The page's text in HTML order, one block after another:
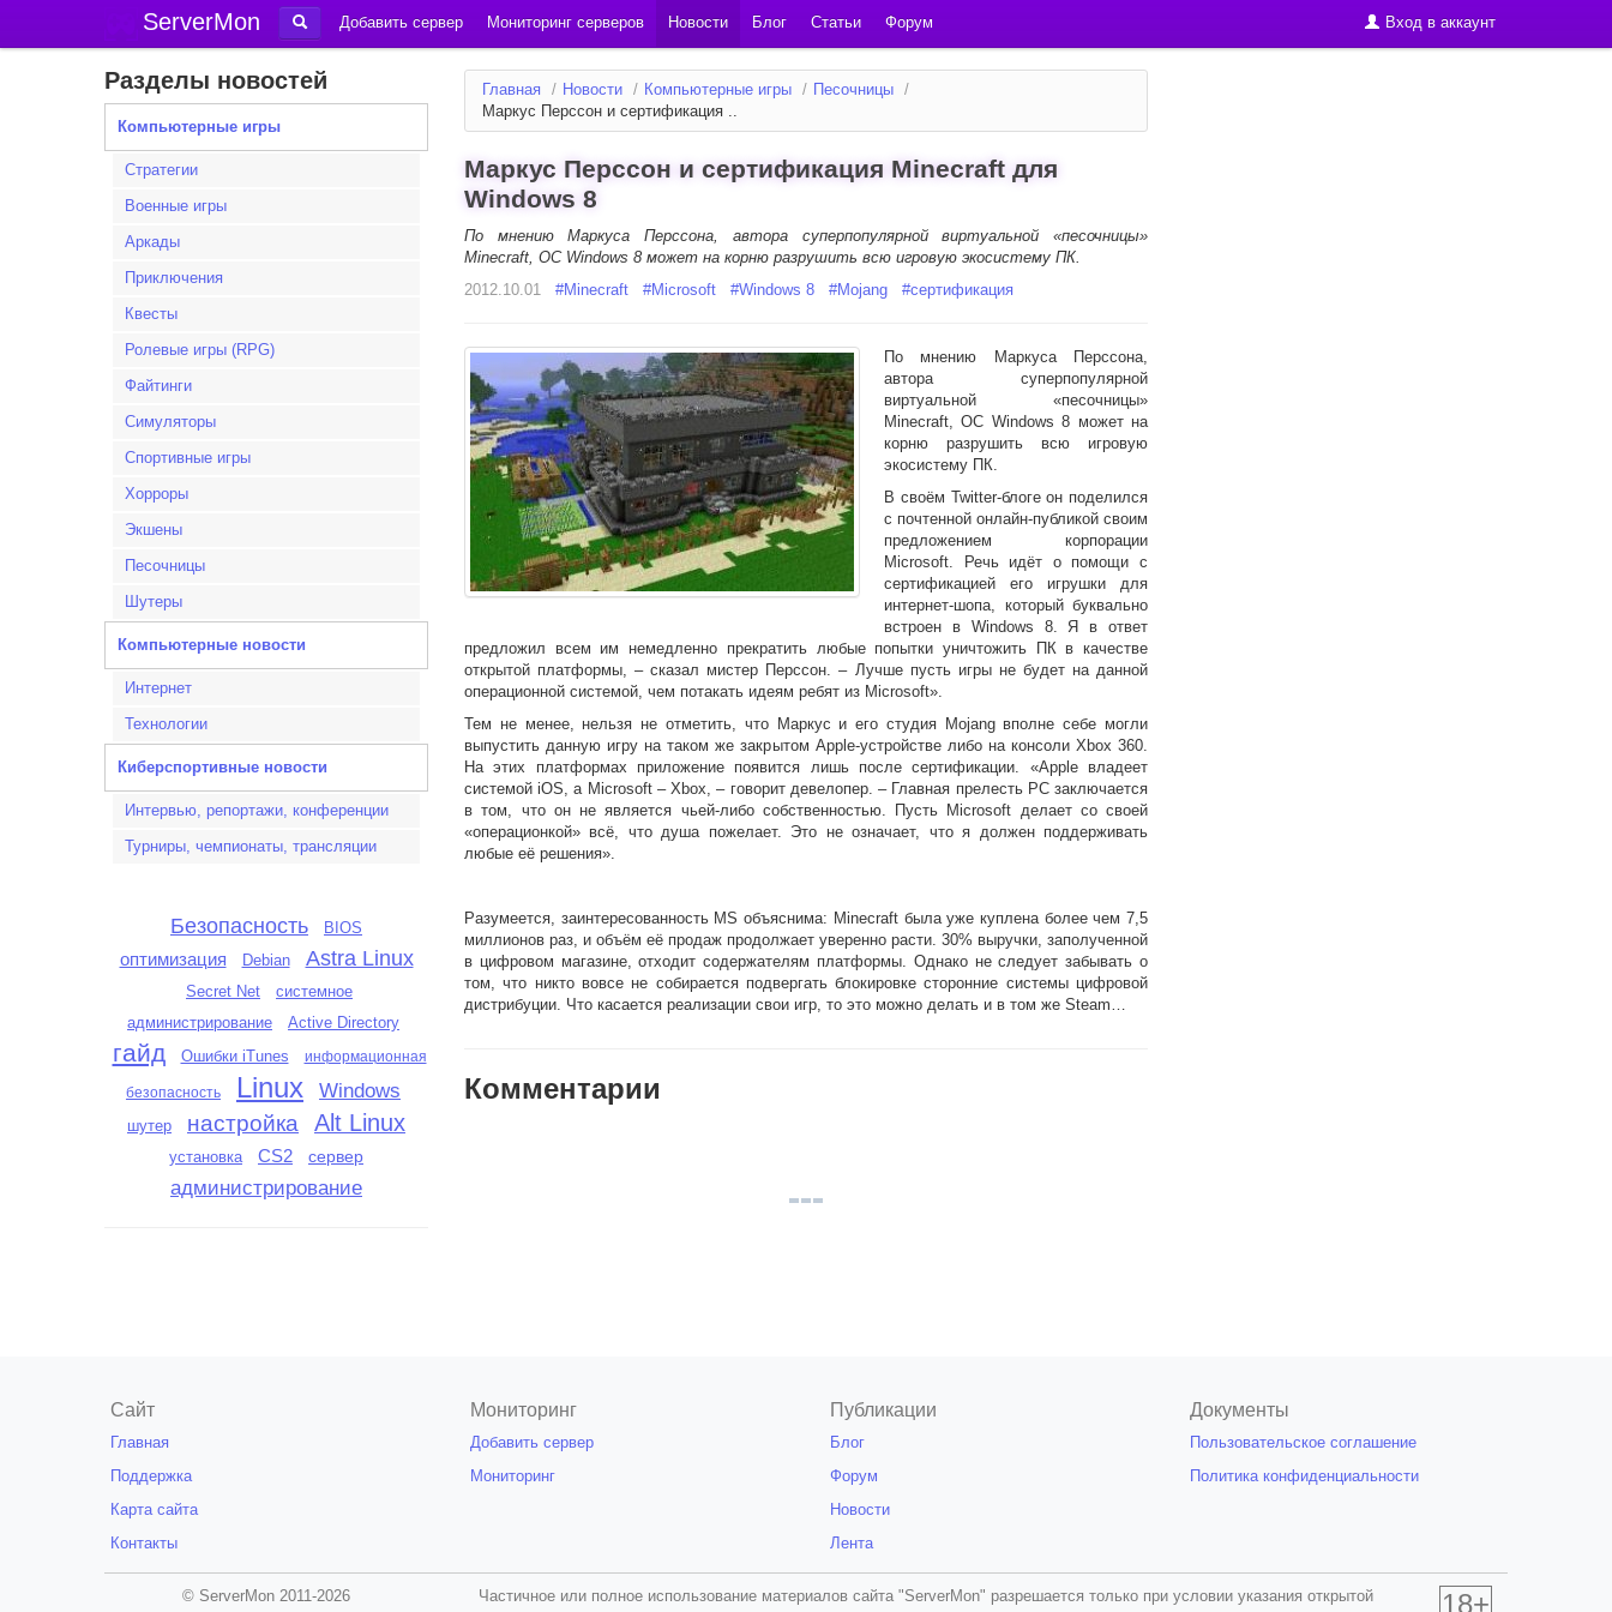
ServerMon Добавить сервер Мониторинг серверов Новости Блог Статьи Форум Вход в аккаунт
Разделы новостей
Компьютерные игры
Стратегии
Военные игры
Аркады
Приключения
Квесты
Ролевые игры (RPG)
Файтинги
Симуляторы
Спортивные игры
Хорроры
Экшены
Песочницы
Шутеры
Компьютерные новости
Интернет
Технологии
Киберспортивные новости
Интервью, репортажи, конференции
Турниры, чемпионаты, трансляции
Безопасность BIOS
оптимизация Debian Astra Linux
Secret Net
системное
администрирование
Active Directory
гайд Ошибки iTunes информационная
безопасность Linux Windows
шутер настройка Alt Linux
установка CS2 сервер
администрирование
Главная / Новости / Компьютерные игры / Песочницы /
Маркус Перссон и сертификация ..
Маркус Перссон и сертификация Minecraft для
Windows 8
По мнению Маркуса Перссона, автора суперпопулярной виртуальной «песочницы»
Minecraft, ОС Windows 8 может на корню разрушить всю игровую экосистему ПК.
2012.10.01
#Minecraft #Microsoft #Windows 8 #Mojang #сертификация
По мнению Маркуса Перссона,
автора суперпопулярной
виртуальной «песочницы»
Minecraft, ОС Windows 8 может на
корню разрушить всю игровую
экосистему ПК.
В своём Twitter-блоге он поделился
с почтенной онлайн-публикой своим
предложением корпорации
Microsoft. Речь идёт о помощи с
сертификацией его игрушки для
интернет-шопа, который буквально
встроен в Windows 8. Я в ответ
предложил всем им немедленно прекратить любые попытки уничтожить ПК в качестве
открытой платформы, – сказал мистер Перссон. – Лучше пусть игры не будет на данной
операционной системой, чем потакать идеям ребят из Microsoft».
Тем не менее, нельзя не отметить, что Маркус и его студия Mojang вполне себе могли
выпустить данную игру на таком же закрытом Apple-устройстве либо на консоли Xbox 360.
На этих платформах приложение появится лишь после сертификации. «Apple владеет
системой iOS, а Microsoft – Xbox, – говорит девелопер. – Главная прелесть PС заключается
в том, что он не является чьей-либо собственностью. Пусть Microsoft делает со своей
«операционкой» всё, что душа пожелает. Это не означает, что я должен поддерживать
любые её решения».
Разумеется, заинтересованность MS объяснима: Minecraft была уже куплена более чем 7,5
миллионов раз, и объём её продаж продолжает уверенно расти. 30% выручки, заполученной
в цифровом магазине, отходит содержателям платформы. Однако не следует забывать о
том, что никто вовсе не собирается подвергать блокировке сторонние системы цифровой
дистрибуции. Что касается реализации свои игр, то это можно делать и в том же Steam…
Комментарии
Сайт
Главная
Поддержка
Карта сайта
Контакты
Мониторинг
Добавить сервер
Мониторинг
Публикации
Блог
Форум
Новости
Лента
Документы
Пользовательское соглашение
Политика конфиденциальности
© ServerMon 2011-2026
Частичное или полное использование материалов сайта "ServerMon" разрешается только при условии указания открытой
18+